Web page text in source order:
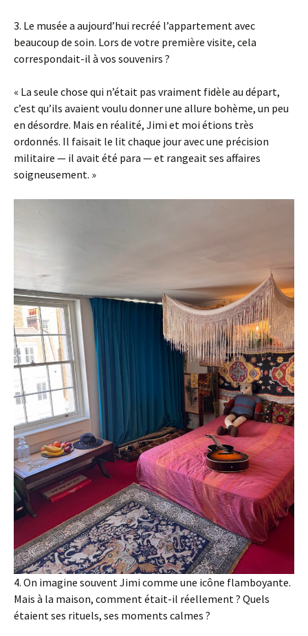
3. Le musée a aujourd’hui recréé l’appartement avec
beaucoup de soin. Lors de votre première visite, cela
correspondait-il à vos souvenirs ?
« La seule chose qui n’était pas vraiment fidèle au départ,
c’est qu’ils avaient voulu donner une allure bohème, un peu
en désordre. Mais en réalité, Jimi et moi étions très
ordonnés. Il faisait le lit chaque jour avec une précision
militaire — il avait été para — et rangeait ses affaires
soigneusement. »
4. On imagine souvent Jimi comme une icône flamboyante.
Mais à la maison, comment était-il réellement ? Quels
étaient ses rituels, ses moments calmes ?